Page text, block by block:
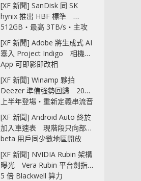
[XF 新聞] SanDisk 同 SK
hynix 推出 HBF 標準
512GB‧最高 3TB/s‧主攻
AI 記憶體
[XF 新聞] Adobe 將生成式 AI
塞入 Project Indigo 相機
App 可即影即改相
[XF 新聞] Winamp 夥拍
Deezer 準備強勢回歸 2027
上半年登場‧重新定義串流音
樂播放器
[XF 新聞] Android Auto 終於
加入車速表 現階段只向部分
beta 用戶同少數地區開放
[XF 新聞] NVIDIA Rubin 架構
曝光 Vera Rubin 平台劍指
5 倍 Blackwell 算力